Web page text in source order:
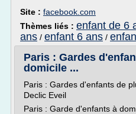
Site : facebook.com
Thèmes liés : enfant de 6
ans / enfant 6 ans /
Paris : Gardes
domicile ...
Paris : Gardes d'enfants de
Declic Eveil
Paris : Garde d'enfants à